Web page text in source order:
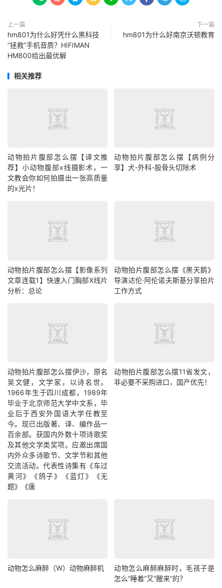
上一篇
hm801为什么好凭什么黑科技
“拯救”手机音质？HIFIMAN
HM800给出最优解
下一篇
hm801为什么好南京沃顿教育
相关推荐
动物拍片腹部怎么摆【译文推
荐】小动物腹部x线摄影术，一
文教会你如何拍摄出一张高质量
的x光片！
动物拍片腹部怎么摆【病例分
享】犬-外科-股骨头切除术
动物拍片腹部怎么摆【影像系列
文章连载1】快速入门胸部X线片
分析：总论
动物拍片腹部怎么摆《黑天鹅》
导演达伦·阿伦诺夫斯基分享拍片
工作方式
动物拍片腹部怎么摆​伊沙，原名
吴文健，文学家，以诗名世。
1966年生于四川成都，1989年
毕业于北京师范大学中文系，毕
业后于西安外国语大学任教至
今。现已出版著、译、编作品一
百余部。获国内外数十项诗歌奖
及其他文学类奖项。应邀出席国
内外众多诗歌节、文学节和其他
交流活动。代表性诗集有《车过
黄河》《鸽子》《蓝灯》《无
题》《唐
动物拍片腹部怎么摆11省发文，
非必要不采购进口，国产优先！
动物怎么麻醉（W）动物麻醉机
动物怎么麻醉麻醉时，毛孩子是
怎么“睡着”又“醒来”的？